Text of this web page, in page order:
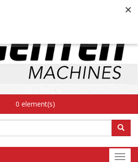
0 element(s)